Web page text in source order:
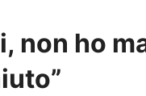
non ho